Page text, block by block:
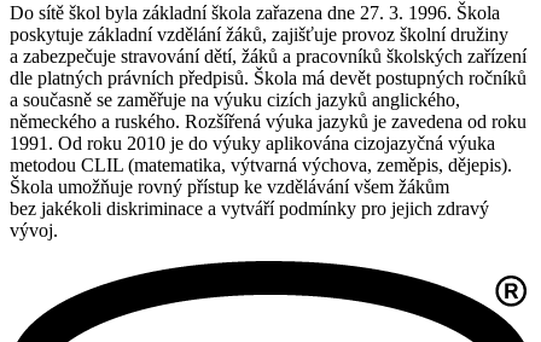
Do sítě škol byla základní škola zařazena dne 27. 3. 1996. Škola
poskytuje základní vzdělání žáků, zajišťuje provoz školní družiny
a zabezpečuje stravování dětí, žáků a pracovníků školských zařízení
dle platných právních předpisů. Škola má devět postupných ročníků
a současně se zaměřuje na výuku cizích jazyků anglického,
německého a ruského. Rozšířená výuka jazyků je zavedena od roku
1991. Od roku 2010 je do výuky aplikována cizojazyčná výuka
metodou CLIL (matematika, výtvarná výchova, zeměpis, dějepis).
Škola umožňuje rovný přístup ke vzdělávání všem žákům
bez jakékoli diskriminace a vytváří podmínky pro jejich zdravý
vývoj.